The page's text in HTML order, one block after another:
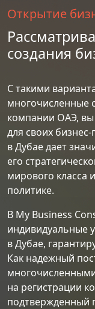
Открытие
создания
С такими
компании ОАЭ,
для своих
в Дубае дает
его
мирового класса
политике.
В My Business
индивидуальные
в Дубае,
Как надежный
на регистрации
подтвержденный